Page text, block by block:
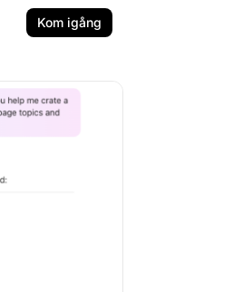
Kom igång